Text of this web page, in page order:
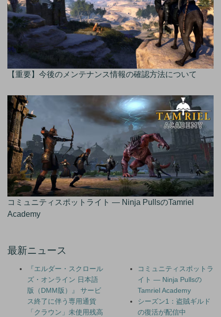
【重要】今後のメンテナンス情報の確認方法について
コミュニティスポットライト — Ninja PullsのTamriel
Academy
最新ニュース
『エルダー・スクロール
ズ・オンライン 日本語
版（DMM版）』 サービ
ス終了に伴う専用通貨
「クラウン」未使用残高
コミュニティスポットラ
イト — Ninja Pullsの
Tamriel Academy
シーズン1：盗賊ギルド
の復活が配信中